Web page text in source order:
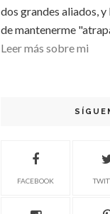
dos grandes aliados,
de mantenerme
Leer más sobre mi
FACEBOOK